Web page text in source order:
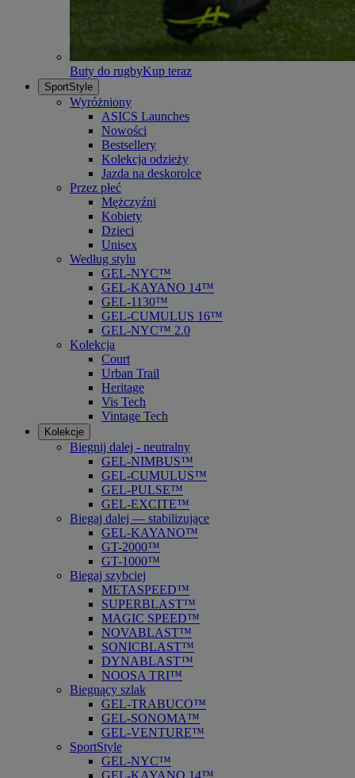
Buty do rugbyKup teraz
SportStyle
Wyróżniony
ASICS Launches
Nowości
Bestsellery
Kolekcja odzieży
Jazda na deskorolce
Przez płeć
Mężczyźni
Kobiety
Dzieci
Unisex
Według stylu
GEL-NYC™
GEL-KAYANO 14™
GEL-1130™
GEL-CUMULUS 16™
GEL-NYC™ 2.0
Kolekcja
Court
Urban Trail
Heritage
Vis Tech
Vintage Tech
Kolekcje
Biegnij dalej - neutralny
GEL-NIMBUS™
GEL-CUMULUS™
GEL-PULSE™
GEL-EXCITE™
Biegaj dalej — stabilizujące
GEL-KAYANO™
GT-2000™
GT-1000™
Biegaj szybciej
METASPEED™
SUPERBLAST™
MAGIC SPEED™
NOVABLAST™
SONICBLAST™
DYNABLAST™
NOOSA TRI™
Biegnący szlak
GEL-TRABUCO™
GEL-SONOMA™
GEL-VENTURE™
SportStyle
GEL-NYC™
GEL-KAYANO 14™